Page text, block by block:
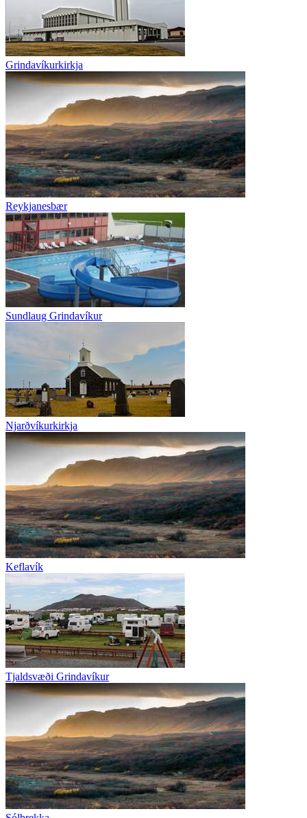
Grindavíkurkirkja
Reykjanesbær
Sundlaug Grindavíkur
Njarðvíkurkirkja
Keflavík
Tjaldsvæði Grindavíkur